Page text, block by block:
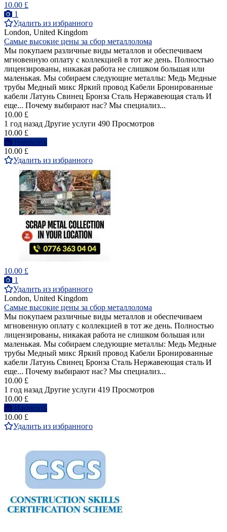
10.00 £
1
Удалить из избранного
London, United Kingdom
Самые высокие цены за сбор металлолома
Мы покупаем различные виды металлов и обеспечиваем
мгновенную оплату с коллекцией в тот же день. Полностью
лицензированы, никакая работа не слишком большая или
маленькая. Мы собираем следующие металлы: Медь Медные
трубы Медный микс Яркий провод Кабели Бронированные
кабели Латунь Свинец Бронза Сталь Нержавеющая сталь И
еще... Почему выбирают нас? Мы специализ...
10.00 £
1 год назад Другие услуги 490 Просмотров
10.00 £
Написать
10.00 £
Удалить из избранного
10.00 £
1
Удалить из избранного
London, United Kingdom
Самые высокие цены за сбор металлолома
Мы покупаем различные виды металлов и обеспечиваем
мгновенную оплату с коллекцией в тот же день. Полностью
лицензированы, никакая работа не слишком большая или
маленькая. Мы собираем следующие металлы: Медь Медные
трубы Медный микс Яркий провод Кабели Бронированные
кабели Латунь Свинец Бронза Сталь Нержавеющая сталь И
еще... Почему выбирают нас? Мы специализ...
10.00 £
1 год назад Другие услуги 419 Просмотров
10.00 £
Написать
10.00 £
Удалить из избранного